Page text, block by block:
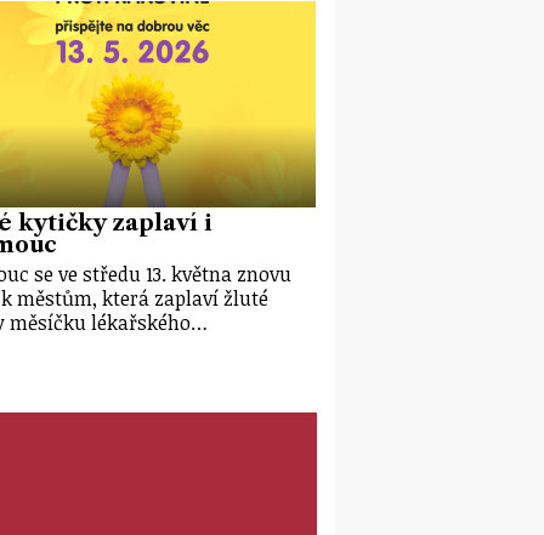
kytičky zaplaví i
se ve středu 13. května znovu
městům, která zaplaví žluté
měsíčku lékařského…